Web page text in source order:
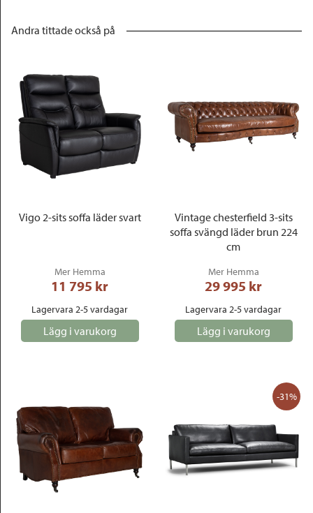
Andra tittade också på
Vigo 2-sits soffa läder svart
Mer Hemma
11 795 kr
Lagervara 2-5 vardagar
Lägg i varukorg
Vintage chesterfield 3-sits
soffa svängd läder brun 224
cm
Mer Hemma
29 995 kr
Lagervara 2-5 vardagar
Lägg i varukorg
-31%